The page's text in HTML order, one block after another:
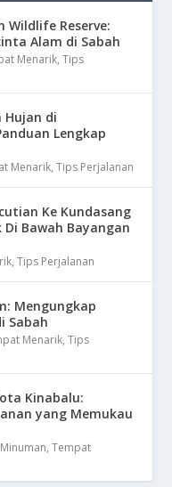
Wildlife Reserve:
Alam di Sabah
Menarik,Tips
Hujan di
Lengkap
Menarik,Tips Perjalanan
Ke Kundasang
Di Bawah Bayangan
,Tips Perjalanan
Mengungkap
Sabah
Menarik,Tips
Kinabalu:
yang Memukau
,Tempat